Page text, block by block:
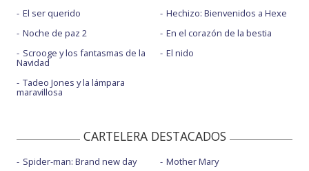
El ser querido
Noche de paz 2
Scrooge y los fantasmas de la
Navidad
Tadeo Jones y la lámpara
maravillosa
Hechizo: Bienvenidos a Hexe
En el corazón de la bestia
El nido
CARTELERA DESTACADOS
Spider-man: Brand new day
Mother Mary